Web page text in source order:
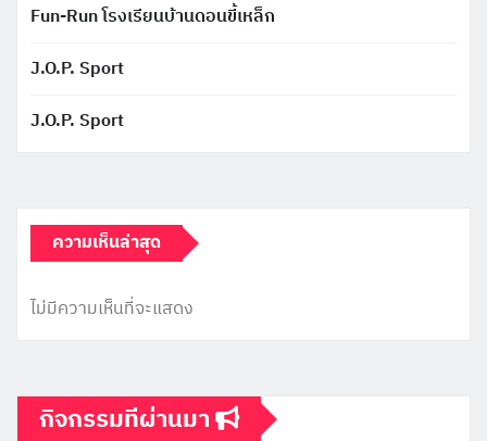
Fun-Run โรงเรียนบ้านดอนขี้เหล็ก
J.O.P. Sport
J.O.P. Sport
ความเห็นล่าสุด
ไม่มีความเห็นที่จะแสดง
กิจกรรมทีผ่านมา